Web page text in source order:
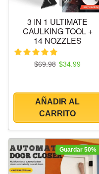
3 IN 1 ULTIMATE
CAULKING TOOL +
14 NOZZLES
Precio regular
$69.98 Precio de
$34.99
AÑADIR AL
CARRITO
Guardar 50%